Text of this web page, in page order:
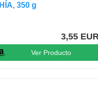
350 g
3,55 EUR
Ver Producto